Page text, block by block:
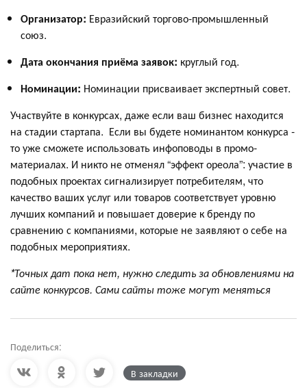
Организатор: Евразийский торгово-промышленный
союз.
Дата окончания приёма заявок: круглый год.
Номинации: Номинации присваивает экспертный совет.
Участвуйте в конкурсах, даже если ваш бизнес находится
на стадии стартапа. Если вы будете номинантом конкурса -
то уже сможете использовать инфоповоды в промо-
материалах. И никто не отменял “эффект ореола”: участие в
подобных проектах сигнализирует потребителям, что
качество ваших услуг или товаров соответствует уровню
лучших компаний и повышает доверие к бренду по
сравнению с компаниями, которые не заявляют о себе на
подобных мероприятиях.
*Точных дат пока нет, нужно следить за обновлениями на
сайте конкурсов. Сами сайты тоже могут меняться
Поделиться:
В закладки